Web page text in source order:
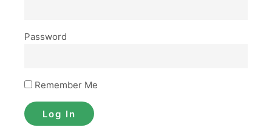
Password
Remember Me